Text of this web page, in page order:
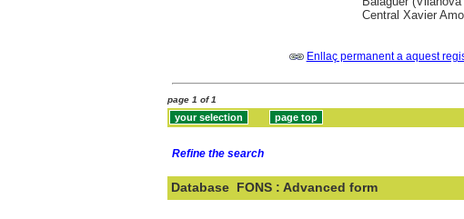
Central Xavier
Enllaç permanent a aquest
page 1 of 1
Refine the search
Database FONS : Advanced form